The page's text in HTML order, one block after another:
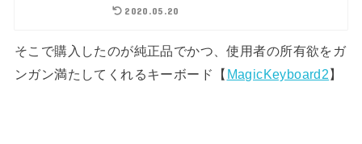
2020.05.20
そこで購入したのが純正品でかつ、使用者の所有欲をガ
ンガン満たしてくれるキーボード【 MagicKeyboard2】